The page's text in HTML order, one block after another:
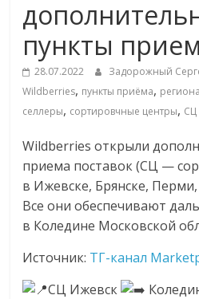
ритейле,
соцсетях
Портал
пункты
28.07.2022 Задорожный
Wildberries, пункты приёма,
селлеры, сортировчные центры, СЦ
Wildberries открыли
приема поставок (СЦ —
в Ижевске, Брянске,
Все они обеспечивают
в Коледине Московской
Источник: ТГ-канал
СЦ Ижевск